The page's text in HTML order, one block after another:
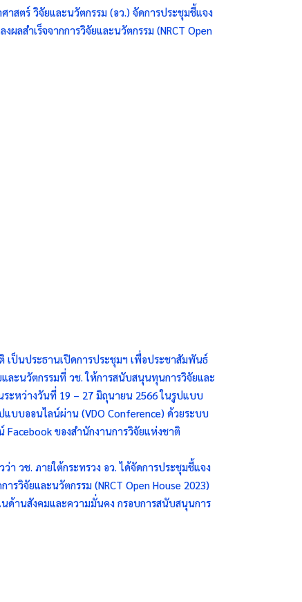
สตร์ วิจัยและนวัตกรรม (อว.) จัดการประชุมชี้แจง
ลสำเร็จจากการวิจัยและนวัตกรรม (NRCT Open
เป็นประธานเปิดการประชุมฯ เพื่อประชาสัมพันธ์
และนวัตกรรมที่ วช. ให้การสนับสนุนทุนการวิจัยและ
ะหว่างวันที่ 19 – 27 มิถุนายน 2566 ในรูปแบบ
บบออนไลน์ผ่าน (VDO Conference) ด้วยระบบ
Facebook ของสำนักงานการวิจัยแห่งชาติ
า วช. ภายใต้กระทรวง อว. ได้จัดการประชุมชี้แจง
รวิจัยและนวัตกรรม (NRCT Open House 2023)
ด้านสังคมและความมั่นคง กรอบการสนับสนุนการ